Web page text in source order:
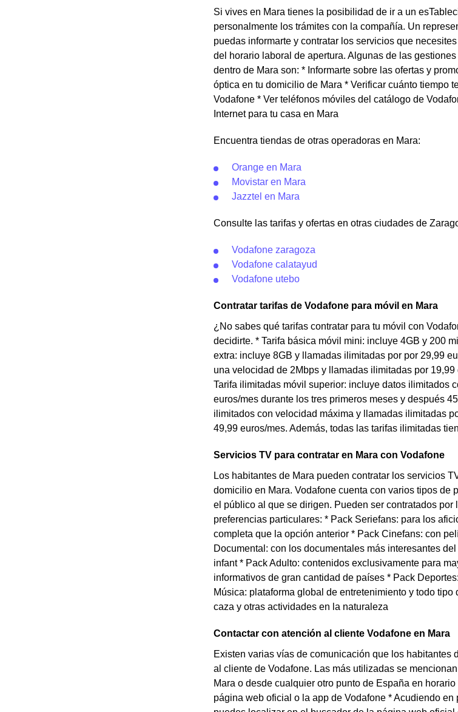
Si vives en Mara tienes la posibilidad de ir a un
personalmente los trámites con la compañía. Un
puedas informarte y contratar los servicios que
del horario laboral de apertura. Algunas de las
dentro de Mara son: * Informarte sobre las ofertas y
óptica en tu domicilio de Mara * Verificar cuánto tiempo
Vodafone * Ver teléfonos móviles del catálogo de
Internet para tu casa en Mara
Encuentra tiendas de otras operadoras en Mara:
Orange en Mara
Movistar en Mara
Jazztel en Mara
Consulte las tarifas y ofertas en otras ciudades de
Vodafone zaragoza
Vodafone calatayud
Vodafone utebo
Contratar tarifas de Vodafone para móvil en Mara
¿No sabes qué tarifas contratar para tu móvil con
decidirte. * Tarifa básica móvil mini: incluye 4GB y 200
extra: incluye 8GB y llamadas ilimitadas por por 29,99
una velocidad de 2Mbps y llamadas ilimitadas por
Tarifa ilimitadas móvil superior: incluye datos ilimitados
euros/mes durante los tres primeros meses y después
ilimitados con velocidad máxima y llamadas ilimitadas
49,99 euros/mes. Además, todas las tarifas ilimitadas
Servicios TV para contratar en Mara con Vodafone
Los habitantes de Mara pueden contratar los servicios
domicilio en Mara. Vodafone cuenta con varios tipos
el público al que se dirigen. Pueden ser contratados
preferencias particulares: * Pack Seriefans: para los
completa que la opción anterior * Pack Cinefans: con
Documental: con los documentales más interesantes
infant * Pack Adulto: contenidos exclusivamente para
informativos de gran cantidad de países * Pack
Música: plataforma global de entretenimiento y todo
caza y otras actividades en la naturaleza
Contactar con atención al cliente Vodafone en Mara
Existen varias vías de comunicación que los
al cliente de Vodafone. Las más utilizadas se
Mara o desde cualquier otro punto de España en
página web oficial o la app de Vodafone * Acudiendo